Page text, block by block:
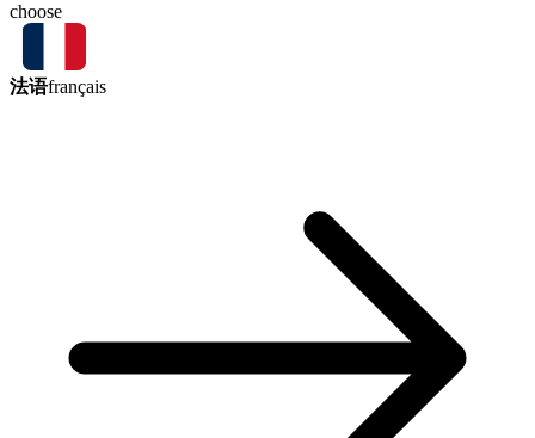
choose
法语français